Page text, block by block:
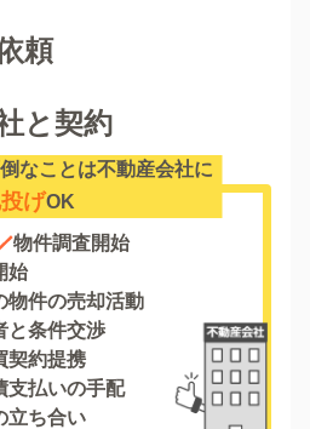
頼
と契約
なことは不動産会社に
げOK
物件調査開始
始
物件の売却活動
と条件交渉
契約提携
支払いの手配
立ち合い